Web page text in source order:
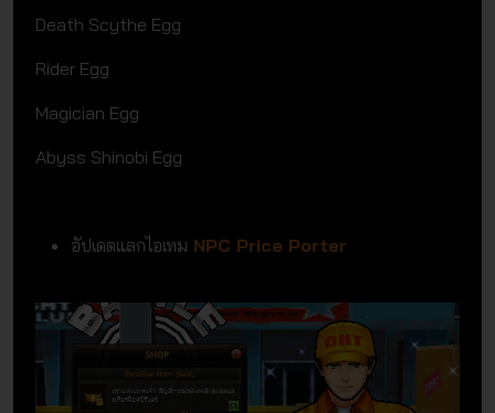
Death Scythe Egg
Rider Egg
Magician Egg
Abyss Shinobi Egg
อัปเดตแลกไอเทม NPC Price Porter